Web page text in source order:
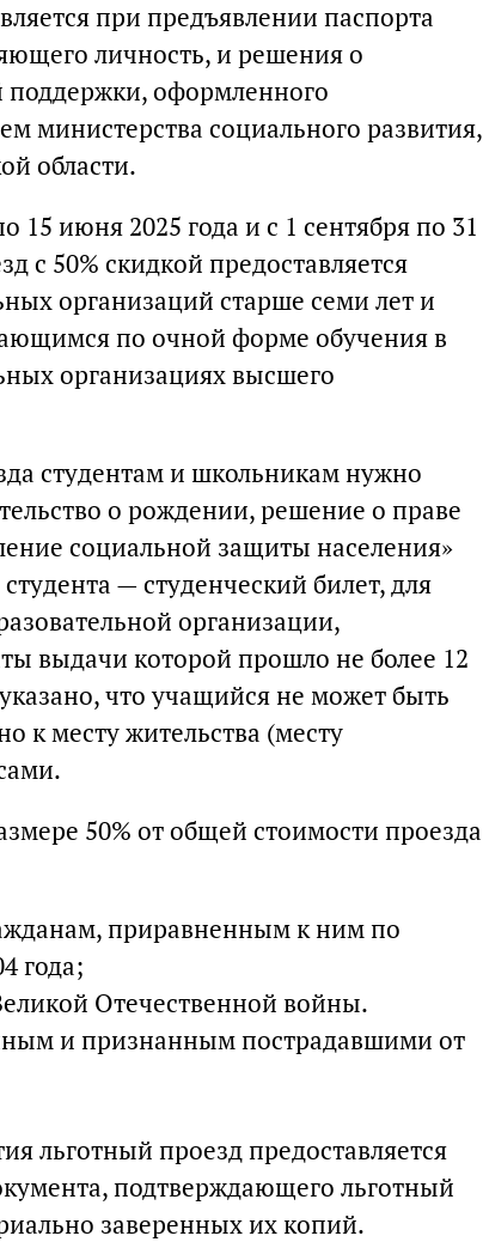
при предъявлении паспорта
личность, и решения о
поддержки, оформленного
министерства социального развития,
области.
15 июня 2025 года и с 1 сентября по 31
с 50% скидкой предоставляется
организаций старше семи лет и
по очной форме обучения в
организациях высшего
студентам и школьникам нужно
о рождении, решение о праве
социальной защиты населения»
— студенческий билет, для
организации,
выдачи которой прошло не более 12
что учащийся не может быть
к месту жительства (месту
50% от общей стоимости проезда
приравненным к ним по
года;
Отечественной войны.
и признанным пострадавшими от
льготный проезд предоставляется
подтверждающего льготный
заверенных их копий.